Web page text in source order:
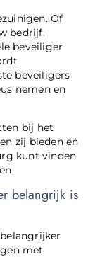
Of
bedrijf,
beveiliger
beveiligers
nemen en
bij het
zij bieden en
kunt vinden
belangrijk is
met